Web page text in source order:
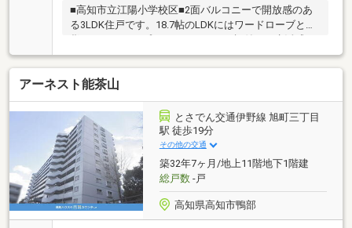
■高知市立江陽小学校区■2面バルコニーで開放感のあ
る3LDK住戸です。18.7帖のLDKにはワードローブと雑
隠しお部屋をすっきり保てます。
アーネスト能茶山
とさでん交通伊野線 旭町三丁目
駅 徒歩19分
その他の交通
築32年7ヶ月/地上11階地下1階建
総戸数-戸
高知県高知市鴨部